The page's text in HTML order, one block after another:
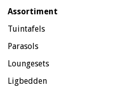
Assortiment
Tuintafels
Parasols
Loungesets
Ligbedden